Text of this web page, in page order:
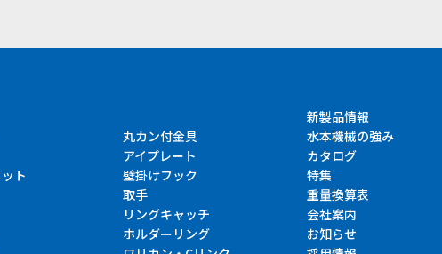
丸カン付金具
アイプレート
ト
壁掛けフック
取手
リングキャッチ
ホルダーリング
新製品情報
水本機械の強み
カタログ
特集
重量換算表
会社案内
お知らせ